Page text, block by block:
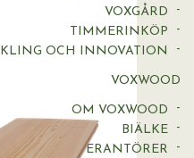
VOXGÅRD
TIMMERINKÖP
OCH INNOVATION
VOXWOOD
OM VOXWOOD
BIÄLKE
VÅRA LEVERANTÖRER